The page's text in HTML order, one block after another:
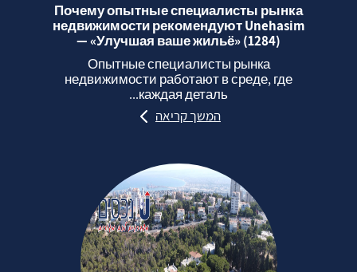
Почему опытные специалисты рынка
недвижимости рекомендуют Unehasim
— «Улучшая ваше жильё» (1284)
Опытные специалисты рынка
недвижимости работают в среде, где
каждая деталь...
המשך קריאה